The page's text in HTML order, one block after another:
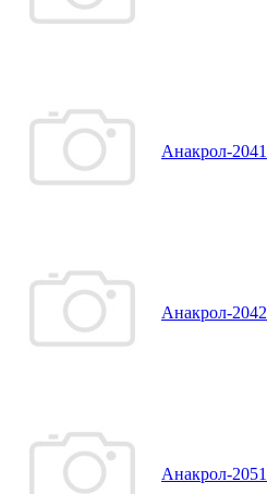
Анакрол-2041
Анакрол-2042
Анакрол-2051